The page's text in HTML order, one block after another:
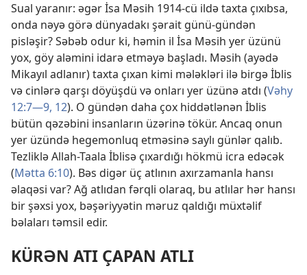
Sual yaranır: əgər İsa Məsih 1914-cü ildə taxta çıxıbsa,
onda nəyə görə dünyadakı şərait günü-gündən
pisləşir? Səbəb odur ki, həmin il İsa Məsih yer üzünü
yox, göy aləmini idarə etməyə başladı. Məsih (ayədə
Mikayıl adlanır) taxta çıxan kimi mələkləri ilə birgə İblis
və cinlərə qarşı döyüşdü və onları yer üzünə atdı (Vəhy
12:7—9, 12). O gündən daha çox hiddətlənən İblis
bütün qəzəbini insanların üzərinə tökür. Ancaq onun
yer üzündə hegemonluq etməsinə saylı günlər qalıb.
Tezliklə Allah-Taala İblisə çıxardığı hökmü icra edəcək
(Mətta 6:10). Bəs digər üç atlının axırzamanla hansı
əlaqəsi var? Ağ atlıdan fərqli olaraq, bu atlılar hər hansı
bir şəxsi yox, bəşəriyyətin məruz qaldığı müxtəlif
bəlaları təmsil edir.
KÜRƏN ATI ÇAPAN ATLI